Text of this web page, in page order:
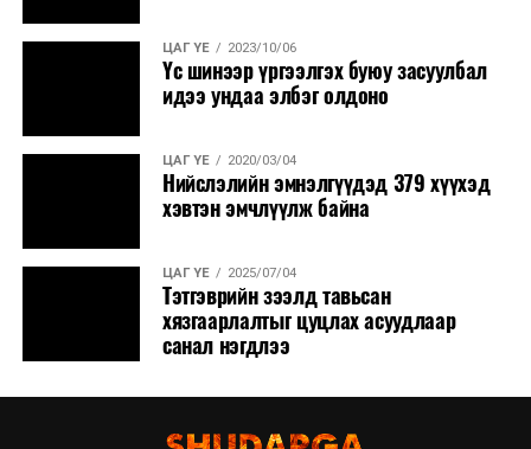
ЦАГ ҮЕ 2023/10/06
Үс шинээр үргээлгэх буюу засуулбал
идээ ундаа элбэг олдоно
ЦАГ ҮЕ 2020/03/04
Нийслэлийн эмнэлгүүдэд 379 хүүхэд
хэвтэн эмчлүүлж байна
ЦАГ ҮЕ 2025/07/04
Тэтгэврийн зээлд тавьсан
хязгаарлалтыг цуцлах асуудлаар
санал нэгдлээ